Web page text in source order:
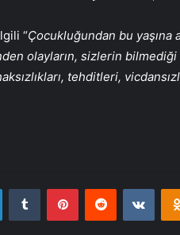
“Çocukluğundan bu yaşına
olayların, sizlerin bilmediği
tehditleri,
LinkedInTumblr PinterestReddit